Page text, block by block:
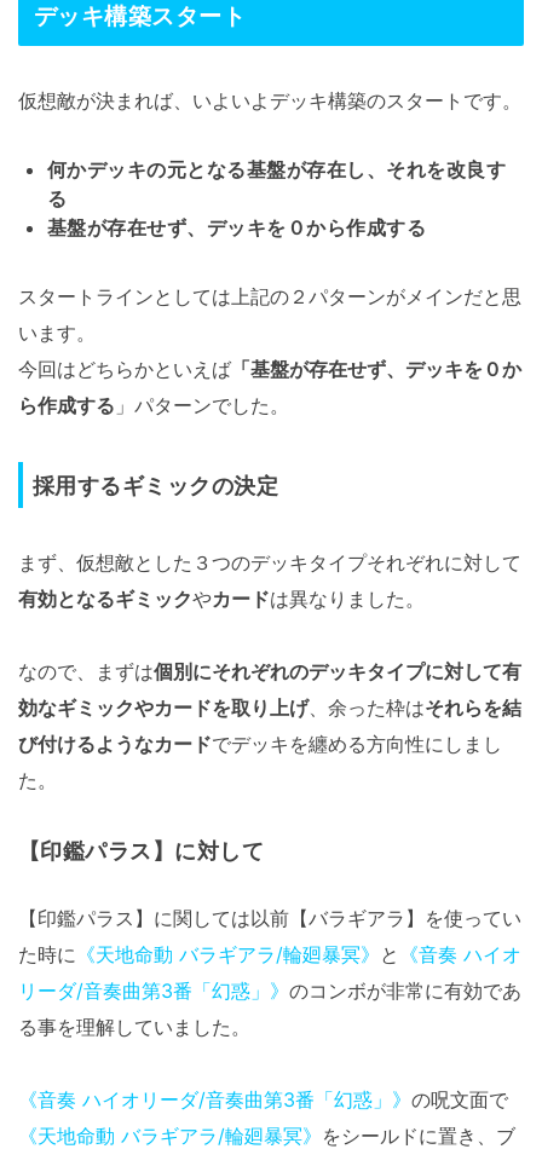
デッキ構築スタート
仮想敵が決まれば、いよいよデッキ構築のスタートです。
何かデッキの元となる基盤が存在し、それを改良す
る
基盤が存在せず、デッキを０から作成する
スタートラインとしては上記の２パターンがメインだと思
います。
今回はどちらかといえば 「基盤が存在せず、デッキを０か
ら作成する 」パターンでした。
採用するギミックの決定
まず、仮想敵とした３つのデッキタイプそれぞれに対して
有効となるギミックやカードは異なりました。
なので、まずは個別にそれぞれのデッキタイプに対して有
効なギミックやカードを取り上げ、余った枠はそれらを結
び付けるようなカードでデッキを纏める方向性にしまし
た。
【印鑑パラス】に対して
【印鑑パラス】に関しては以前【バラギアラ】を使ってい
た時に 《天地命動 バラギアラ/輪廻暴冥》 と 《音奏 ハイオ
リーダ/音奏曲第3番「幻惑」》 のコンボが非常に有効であ
る事を理解していました。
《音奏 ハイオリーダ/音奏曲第3番「幻惑」》 の呪文面で
《天地命動 バラギアラ/輪廻暴冥》 をシールドに置き、ブ